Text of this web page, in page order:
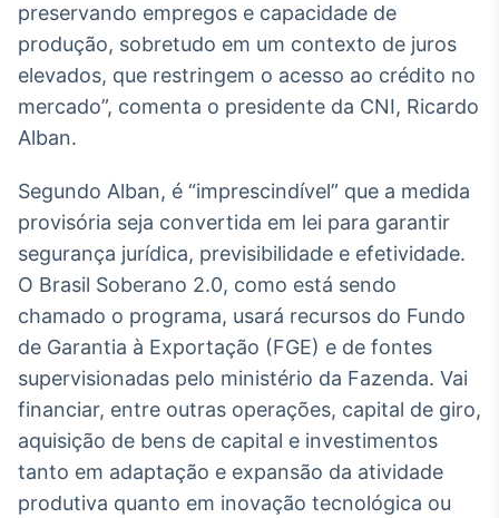
Widgets
Componentes
Broadcast
Wallboard
Conteúdos e
dados para
displays e telas
Curadoria
Curadoria de
conteúdos
noticiosos
Soluções de
preservando empregos e capacidade de
produção, sobretudo em um contexto de juros
elevados, que restringem o acesso ao crédito no
mercado”, comenta o presidente da CNI, Ricardo
Alban.
Segundo Alban, é “imprescindível” que a medida
provisória seja convertida em lei para garantir
segurança jurídica, previsibilidade e efetividade.
O Brasil Soberano 2.0, como está sendo
chamado o programa, usará recursos do Fundo
de Garantia à Exportação (FGE) e de fontes
supervisionadas pelo ministério da Fazenda. Vai
financiar, entre outras operações, capital de giro,
aquisição de bens de capital e investimentos
tanto em adaptação e expansão da atividade
produtiva quanto em inovação tecnológica ou